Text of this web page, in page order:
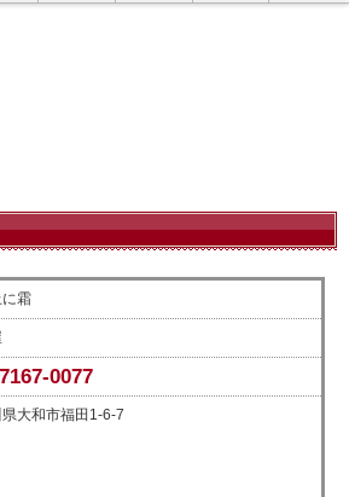
に霜
0077
大和市福田1-6-7